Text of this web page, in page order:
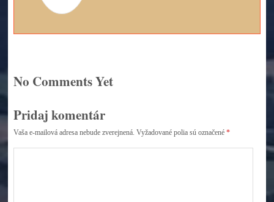
No Comments Yet
Pridaj komentár
Vaša e-mailová adresa nebude zverejnená. Vyžadované polia sú označené *